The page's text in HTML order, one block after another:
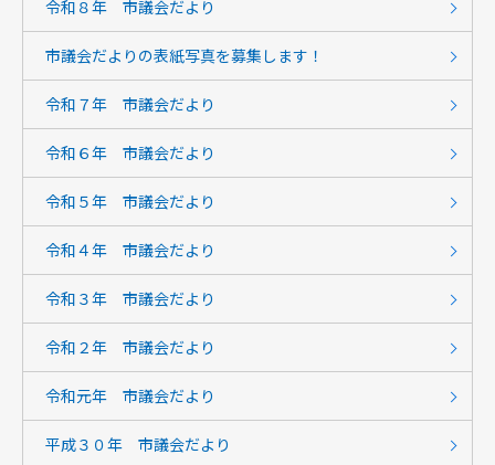
令和８年 市議会だより
市議会だよりの表紙写真を募集します！
令和７年 市議会だより
令和６年 市議会だより
令和５年 市議会だより
令和４年 市議会だより
令和３年 市議会だより
令和２年 市議会だより
令和元年 市議会だより
平成３０年 市議会だより